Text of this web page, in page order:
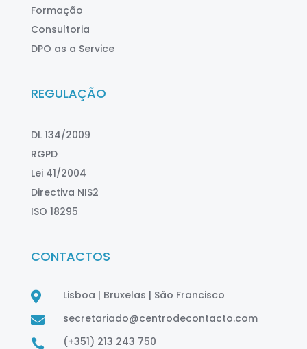
Formação
Consultoria
DPO as a Service
REGULAÇÃO
DL 134/2009
RGPD
Lei 41/2004
Directiva NIS2
ISO 18295
CONTACTOS
 Lisboa | Bruxelas | São Francisco

secretariado@centrodecontacto.com

(+351) 213 243 750